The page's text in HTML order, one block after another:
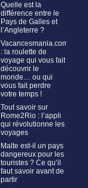
Quelle est la
différence entre le
Pays de Galles et
l’Angleterre ?
Vacancesmania.com
: la roulette de
voyage qui vous fait
découvrir le
monde… ou qui
vous fait perdre
votre temps !
Tout savoir sur
Rome2Rio : l’appli
qui révolutionne les
voyages
Malte est-il un pays
dangereux pour les
touristes ? Ce qu’il
faut savoir avant de
partir